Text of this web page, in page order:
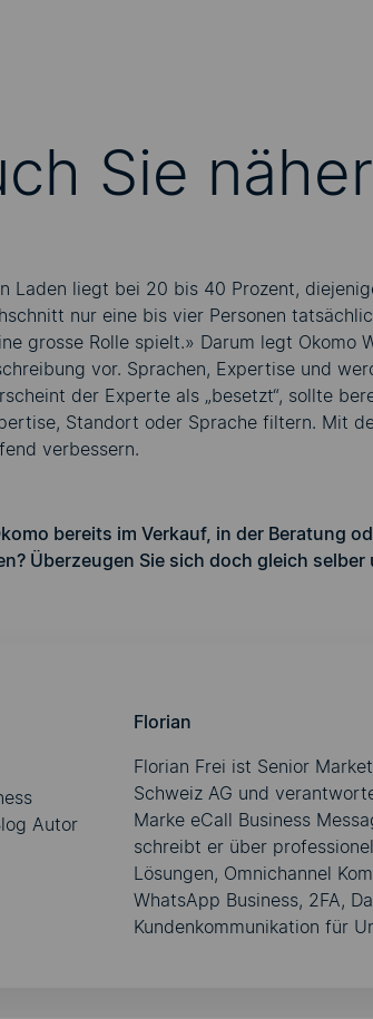
Sie
Laden liegt bei 20 bis 40 Prozent,
nur eine bis vier Personen
grosse Rolle spielt.» Darum legt
vor. Sprachen, Expertise und
der Experte als „besetzt“, sollte
Standort oder Sprache filtern. Mit
verbessern.
bereits im Verkauf, in der Beratung
Überzeugen Sie sich doch gleich
Florian
Florian Frei ist Senior
Schweiz AG und
Marke eCall Business
schreibt er über
Lösungen, Omnichannel
WhatsApp Business, 2FA,
Kundenkommunikation für